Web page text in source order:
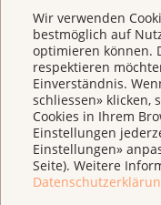
Wir verwenden
bestmöglich auf
optimieren können.
respektieren
Einverständnis.
schliessen» klicken,
Cookies in Ihrem
Einstellungen
Einstellungen»
Seite). Weitere
Die unermüdlichen
in vielen kleinen
vielen Fehltritten)
können statistisch
Kindern vor dem
Bester Trumpf im